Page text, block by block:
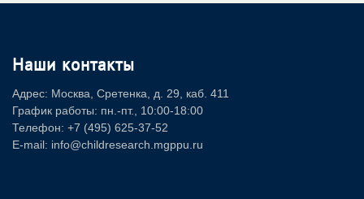
Наши контакты
Адрес: Москва, Сретенка, д. 29, каб. 411
График работы: пн.-пт., 10:00-18:00
Телефон: +7 (495) 625-37-52
E-mail: info@childresearch.mgppu.ru